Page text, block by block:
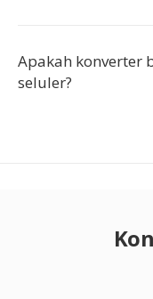
Apakah konverter
seluler?